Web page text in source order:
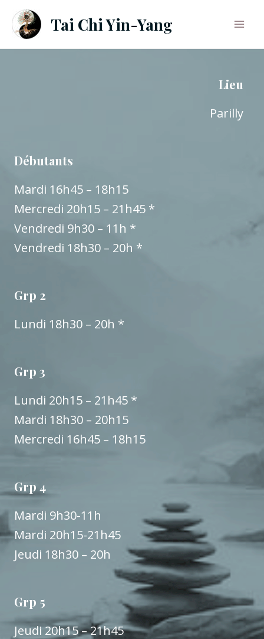
contenu
Tai Chi Yin-Yang
Lieu
Parilly
Débutants
Mardi 16h45 – 18h15
Mercredi 20h15 – 21h45 *
Vendredi 9h30 – 11h *
Vendredi 18h30 – 20h *
Grp 2
Lundi 18h30 – 20h *
Grp 3
Lundi 20h15 – 21h45 *
Mardi 18h30 – 20h15
Mercredi 16h45 – 18h15
Grp 4
Mardi 9h30-11h
Mardi 20h15-21h45
Jeudi 18h30 – 20h
Grp 5
Jeudi 20h15 – 21h45